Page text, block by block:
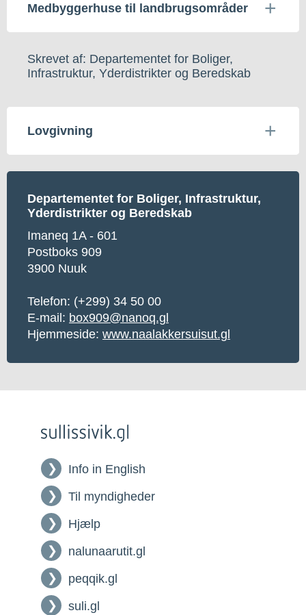
Medbyggerhuse til landbrugsområder
Skrevet af: Departementet for Boliger,
Infrastruktur, Yderdistrikter og Beredskab
Lovgivning
Departementet for Boliger, Infrastruktur,
Yderdistrikter og Beredskab
Imaneq 1A - 601
Postboks 909
3900 Nuuk
Telefon: (+299) 34 50 00
E-mail: box909@nanoq.gl
Hjemmeside: www.naalakkersuisut.gl
Info in English
Til myndigheder
Hjælp
nalunaarutit.gl
peqqik.gl
suli.gl